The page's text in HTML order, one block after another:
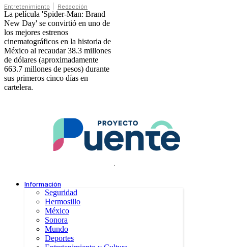
Entretenimiento Redacción
La película 'Spider-Man: Brand
New Day' se convirtió en uno de
los mejores estrenos
cinematográficos en la historia de
México al recaudar 38.3 millones
de dólares (aproximadamente
663.7 millones de pesos) durante
sus primeros cinco días en
cartelera.
.
Información
Seguridad
Hermosillo
México
Sonora
Mundo
Deportes